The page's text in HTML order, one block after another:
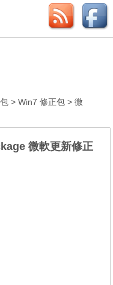
>Win7 修正包 >微
微軟更新修正